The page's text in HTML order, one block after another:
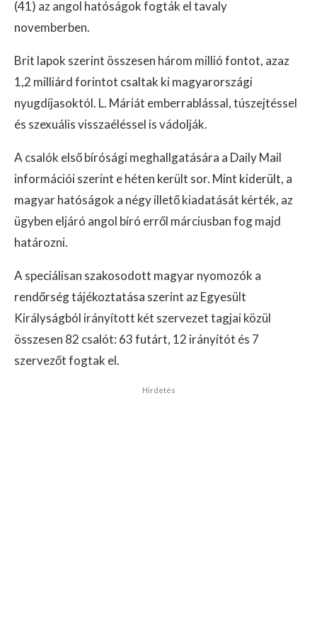
(41) az angol hatóságok fogták el tavaly
novemberben.
Brit lapok szerint összesen három millió fontot, azaz
1,2 milliárd forintot csaltak ki magyarországi
nyugdíjasoktól. L. Máriát emberrablással, túszejtéssel
és szexuális visszaéléssel is vádolják.
A csalók első bírósági meghallgatására a Daily Mail
információi szerint e héten került sor. Mint kiderült, a
magyar hatóságok a négy illető kiadatását kérték, az
ügyben eljáró angol bíró erről márciusban fog majd
határozni.
A speciálisan szakosodott magyar nyomozók a
rendőrség tájékoztatása szerint az Egyesült
Királyságból irányított két szervezet tagjai közül
összesen 82 csalót: 63 futárt, 12 irányítót és 7
szervezőt fogtak el.
Hirdetés